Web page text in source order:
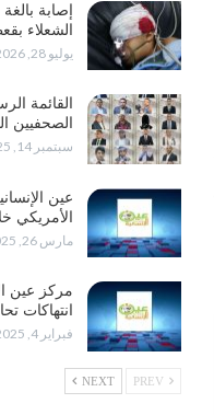
إصابة
الشعلاء
يوليو 28, 2026
القائمة
الصحفيين
سبتمبر 14, 2025
عين
الأمريكي خلال10
مارس 26, 2025
مركز عين
انتهاكات
فبراير 4, 2025
NEXT